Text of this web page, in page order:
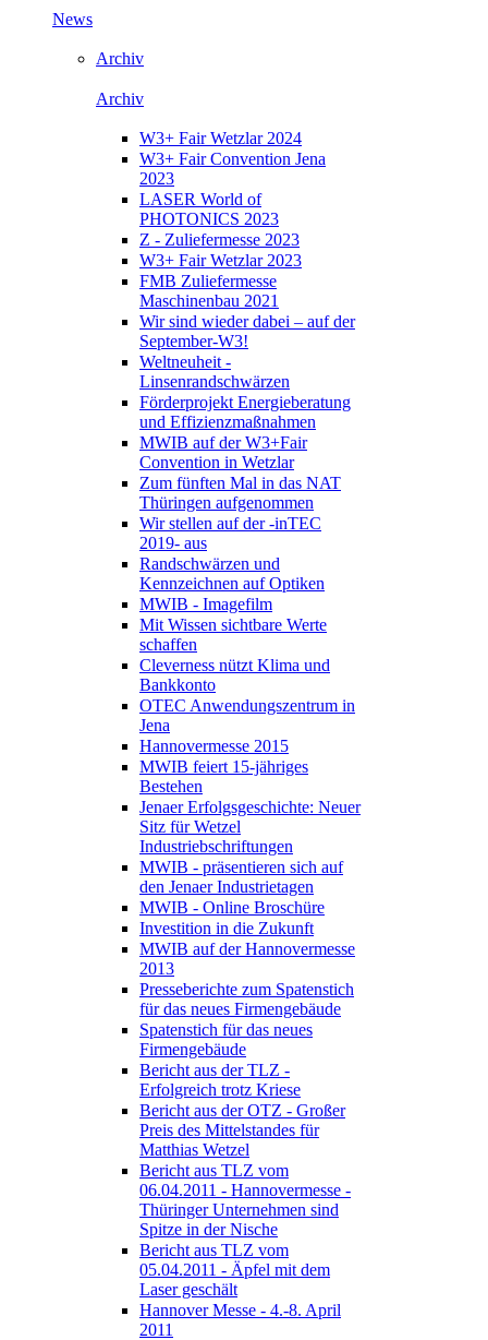
News
Archiv
Archiv
W3+ Fair Wetzlar 2024
W3+ Fair Convention Jena
2023
LASER World of
PHOTONICS 2023
Z - Zuliefermesse 2023
W3+ Fair Wetzlar 2023
FMB Zuliefermesse
Maschinenbau 2021
Wir sind wieder dabei – auf der
September-W3!
Weltneuheit -
Linsenrandschwärzen
Förderprojekt Energieberatung
und Effizienzmaßnahmen
MWIB auf der W3+Fair
Convention in Wetzlar
Zum fünften Mal in das NAT
Thüringen aufgenommen
Wir stellen auf der -inTEC
2019- aus
Randschwärzen und
Kennzeichnen auf Optiken
MWIB - Imagefilm
Mit Wissen sichtbare Werte
schaffen
Cleverness nützt Klima und
Bankkonto
OTEC Anwendungszentrum in
Jena
Hannovermesse 2015
MWIB feiert 15-jähriges
Bestehen
Jenaer Erfolgsgeschichte: Neuer
Sitz für Wetzel
Industriebschriftungen
MWIB - präsentieren sich auf
den Jenaer Industrietagen
MWIB - Online Broschüre
Investition in die Zukunft
MWIB auf der Hannovermesse
2013
Presseberichte zum Spatenstich
für das neues Firmengebäude
Spatenstich für das neues
Firmengebäude
Bericht aus der TLZ -
Erfolgreich trotz Kriese
Bericht aus der OTZ - Großer
Preis des Mittelstandes für
Matthias Wetzel
Bericht aus TLZ vom
06.04.2011 - Hannovermesse -
Thüringer Unternehmen sind
Spitze in der Nische
Bericht aus TLZ vom
05.04.2011 - Äpfel mit dem
Laser geschält
Hannover Messe - 4.-8. April
2011